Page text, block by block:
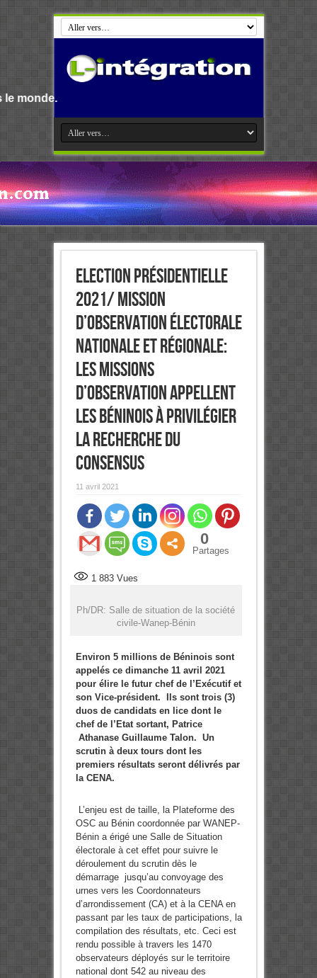
Election présidentielle
2021/ Mission
d’observation électorale
nationale et régionale:
Les missions
d’observation appellent
les Béninois à privilégier
la recherche du
consensus
11 avril 2021
0
Partages
1 883Vues
Ph/DR: Salle de situation de la société
civile-Wanep-Bénin
Environ 5 millions de Béninois sont
appelés ce dimanche 11 avril 2021
pour élire le futur chef de l’Exécutif et
son Vice-président. Ils sont trois (3)
duos de candidats en lice dont le
chef de l’Etat sortant, Patrice
Athanase Guillaume Talon. Un
scrutin à deux tours dont les
premiers résultats seront délivrés par
la CENA.
L’enjeu est de taille, la Plateforme des
OSC au Bénin coordonnée par WANEP-
Bénin a érigé une Salle de Situation
électorale à cet effet pour suivre le
déroulement du scrutin dès le
démarrage jusqu’au convoyage des
urnes vers les Coordonnateurs
d’arrondissement (CA) et à la CENA en
passant par les taux de participations, la
compilation des résultats, etc. Ceci est
rendu possible à travers les 1470
observateurs déployés sur le territoire
national dont 542 au niveau des